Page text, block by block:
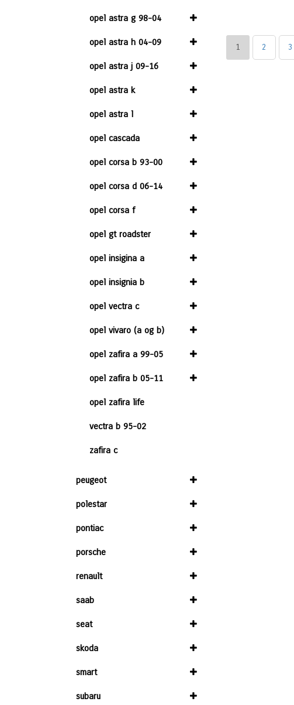
opel astra g 98-04
opel astra h 04-09
opel astra j 09-16
opel astra k
opel astra l
opel cascada
opel corsa b 93-00
opel corsa d 06-14
opel corsa f
opel gt roadster
opel insigina a
opel insignia b
opel vectra c
opel vivaro (a og b)
opel zafira a 99-05
opel zafira b 05-11
opel zafira life
vectra b 95-02
zafira c
peugeot
polestar
pontiac
porsche
renault
saab
seat
skoda
smart
subaru
1 2 3